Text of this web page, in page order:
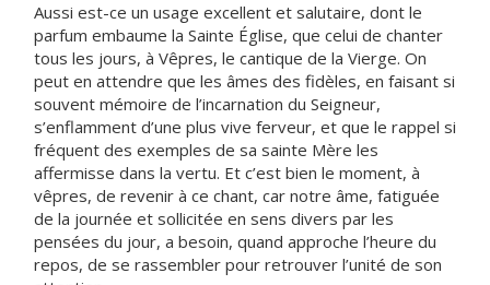
Aussi est-ce un usage excellent et salutaire, dont le
parfum embaume la Sainte Église, que celui de chanter
tous les jours, à Vêpres, le cantique de la Vierge. On
peut en attendre que les âmes des fidèles, en faisant si
souvent mémoire de l’incarnation du Seigneur,
s’enflamment d’une plus vive ferveur, et que le rappel si
fréquent des exemples de sa sainte Mère les
affermisse dans la vertu. Et c’est bien le moment, à
vêpres, de revenir à ce chant, car notre âme, fatiguée
de la journée et sollicitée en sens divers par les
pensées du jour, a besoin, quand approche l’heure du
repos, de se rassembler pour retrouver l’unité de son